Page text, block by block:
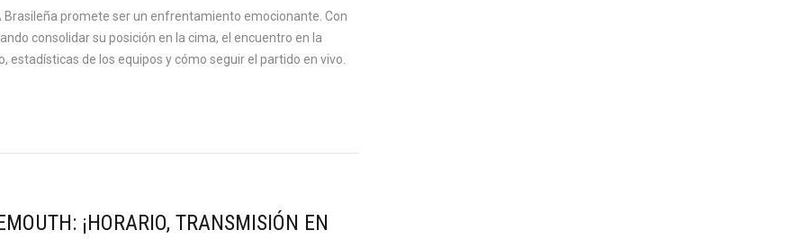
promete ser un enfrentamiento emocionante. Con
consolidar su posición en la cima, el encuentro en la
estadísticas de los equipos y cómo seguir el partido en vivo.
¡HORARIO, TRANSMISIÓN EN